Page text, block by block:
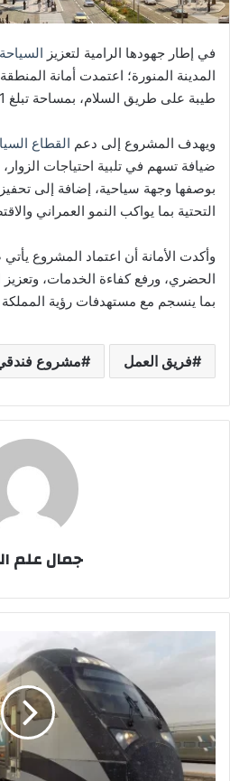
في إطار جهودها الرامية لتعزيز السياحة
المدينة المنورة؛ اعتمدت أمانة
طيبة على طريق السلام، بمساحة تبلغ 3,843.51 مترًا مربعًا.
ويهدف المشروع إلى دعم القطاع
ضيافة تسهم في تلبية احتياجات الزوار،
بوصفها وجهة سياحية، إضافة إلى تحفيز
التحتية بما يواكب النمو العمراني
وأكدت الأمانة أن اعتماد المشروع
الحضري، ورفع كفاءة الخدمات، وتعزيز
بما ينسجم مع مستهدفات رؤية المملكة 2030.
فريق العمل مشروع
جمال علم
ممر
سككي
يربط